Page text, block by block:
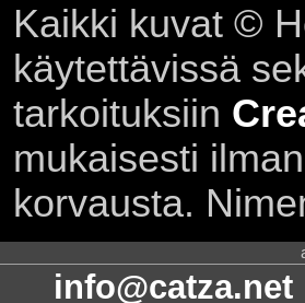
Kaikki kuvat ©
käytettävissä
tarkoituksiin
mukaisesti
korvausta.
info@catza.net